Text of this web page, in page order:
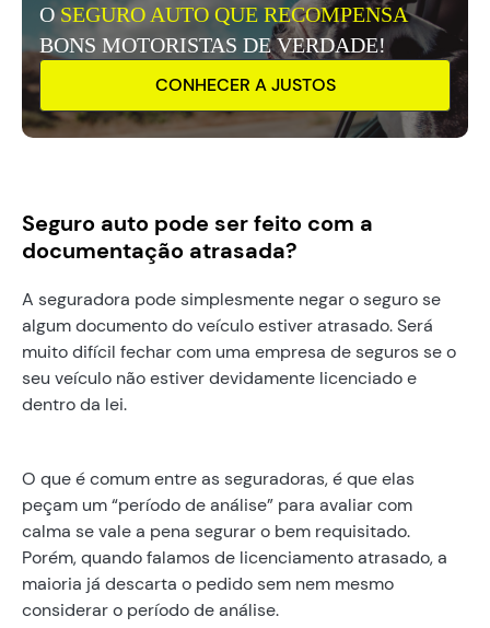
OSEGURO AUTO QUE RECOMPENSA
BONS MOTORISTAS DE VERDADE!
CONHECER A JUSTOS
Seguro auto pode ser feito com a
documentação atrasada?
A seguradora pode simplesmente negar o seguro se
algum documento do veículo estiver atrasado. Será
muito difícil fechar com uma empresa de seguros se o
seu veículo não estiver devidamente licenciado e
dentro da lei.
O que é comum entre as seguradoras, é que elas
peçam um “período de análise” para avaliar com
calma se vale a pena segurar o bem requisitado.
Porém, quando falamos de licenciamento atrasado, a
maioria já descarta o pedido sem nem mesmo
considerar o período de análise.